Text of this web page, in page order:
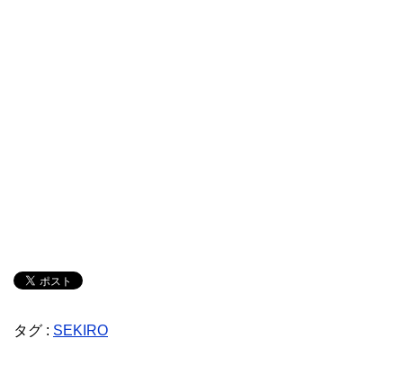
タグ : SEKIRO